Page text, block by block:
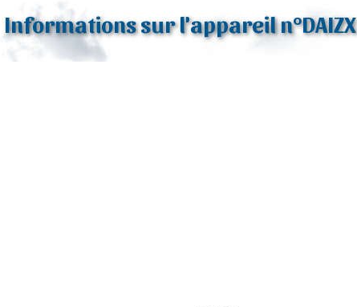
Informations sur l'appareil n°DAIZX